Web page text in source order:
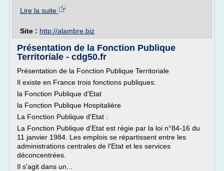
Lire la suite
Site : http://alambre.biz
Présentation de la Fonction Publique
Territoriale - cdg50.fr
Présentation de la Fonction Publique Territoriale
Il existe en France trois fonctions publiques:
la Fonction Publique d'Etat
la Fonction Publique Hospitalière
La Fonction Publique d'Etat :
La Fonction Publique d'Etat est régie par la loi n°84-16 du
11 janvier 1984. Les emplois se répartissent entre les
administrations centrales de l'Etat et les services
déconcentrées.
Il s'agit dans un...